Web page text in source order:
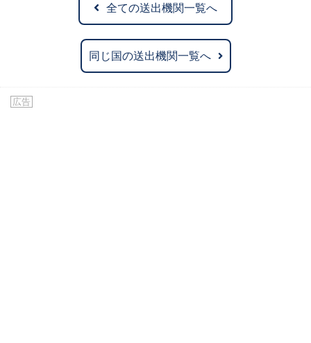
全ての送出機関一覧へ
同じ国の送出機関一覧へ
広告